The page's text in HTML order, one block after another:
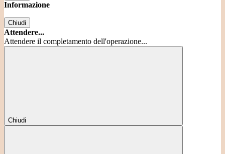
Informazione
Chiudi
Attendere...
Attendere il completamento dell'operazione...
Chiudi